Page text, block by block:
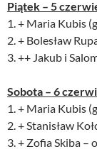
Piątek – 5
1. + Maria Kubis
2. + Bolesław
3. ++ Jakub i
Sobota – 6
1. + Maria Kubis
2. + Stanisław
3. + Zofia Skiba –